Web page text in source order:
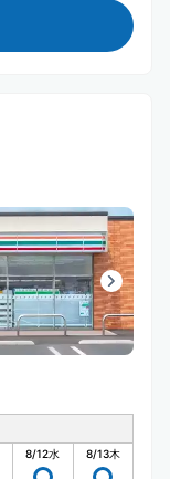
8/12水 8/13木